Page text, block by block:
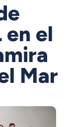
en el
Mar